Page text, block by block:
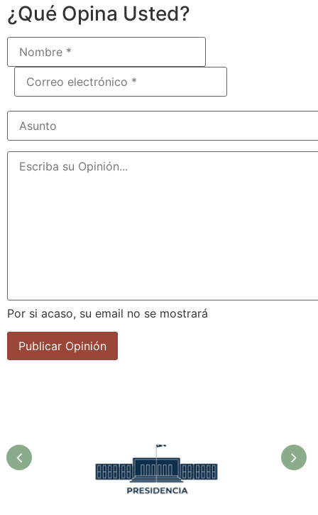
¿Qué Opina Usted?
Por si acaso, su email no se mostrará